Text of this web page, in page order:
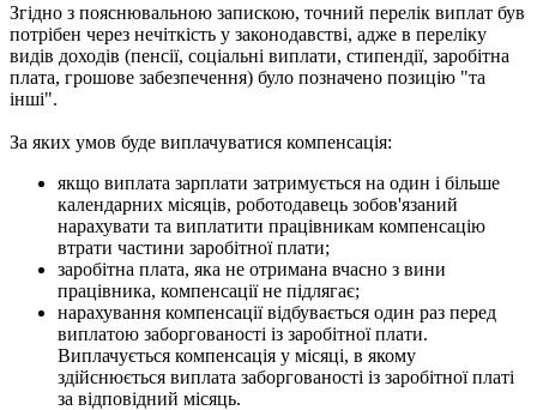
Згідно з пояснювальною запискою, точний перелік виплат був
потрібен через нечіткість у законодавстві, адже в переліку
видів доходів (пенсії, соціальні виплати, стипендії, заробітна
плата, грошове забезпечення) було позначено позицію "та
інші".
За яких умов буде виплачуватися компенсація:
якщо виплата зарплати затримується на один і більше
календарних місяців, роботодавець зобов'язаний
нарахувати та виплатити працівникам компенсацію
втрати частини заробітної плати;
заробітна плата, яка не отримана вчасно з вини
працівника, компенсації не підлягає;
нарахування компенсації відбувається один раз перед
виплатою заборгованості із заробітної плати.
Виплачується компенсація у місяці, в якому
здійснюється виплата заборгованості із заробітної платі
за відповідний місяць.